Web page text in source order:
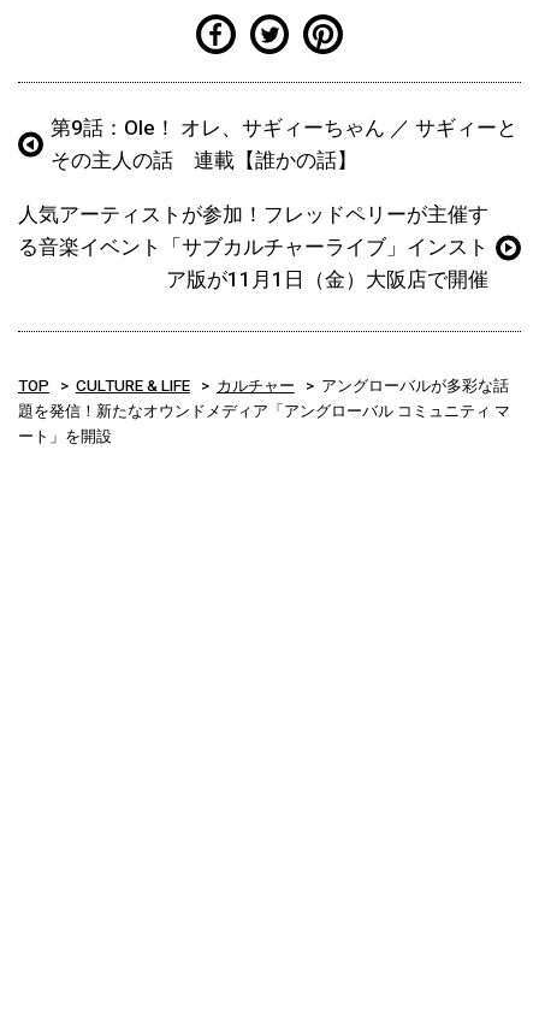
第9話：Ole！ オレ、サギィーちゃん ／ サギィーと
その主人の話 連載【誰かの話】
人気アーティストが参加！フレッドペリーが主催す
る音楽イベント「サブカルチャーライブ」インスト
ア版が11月1日（金）大阪店で開催
TOP CULTURE & LIFE カルチャー
アングローバルが多彩な話
題を発信！新たなオウンドメディア「アングローバル コミュニティ マ
ート」を開設